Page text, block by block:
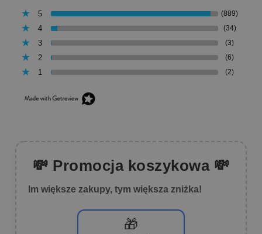
5 (889)
4 (34)
3 (3)
2 (6)
1 (2)
💸 Promocja koszykowa 💸
Im większe zakupy, tym większa zniżka!
🎁